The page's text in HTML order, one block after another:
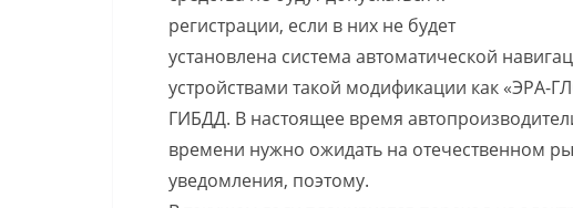
регистрации, если в них не будет
установлена система автоматической
устройствами такой модификации как «ЭРА-
ГИБДД. В настоящее время
времени нужно ожидать на отечественном
уведомления, поэтому.